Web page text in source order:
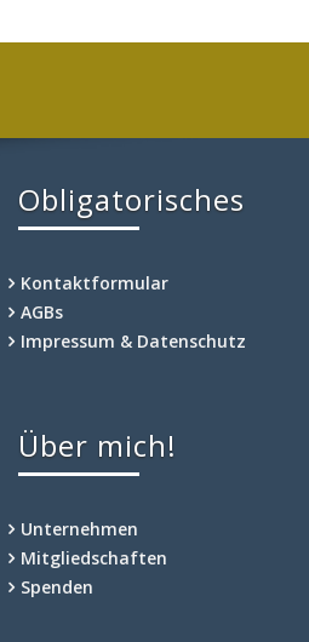
Obligatorisches
Kontaktformular
AGBs
Impressum & Datenschutz
Über mich!
Unternehmen
Mitgliedschaften
Spenden